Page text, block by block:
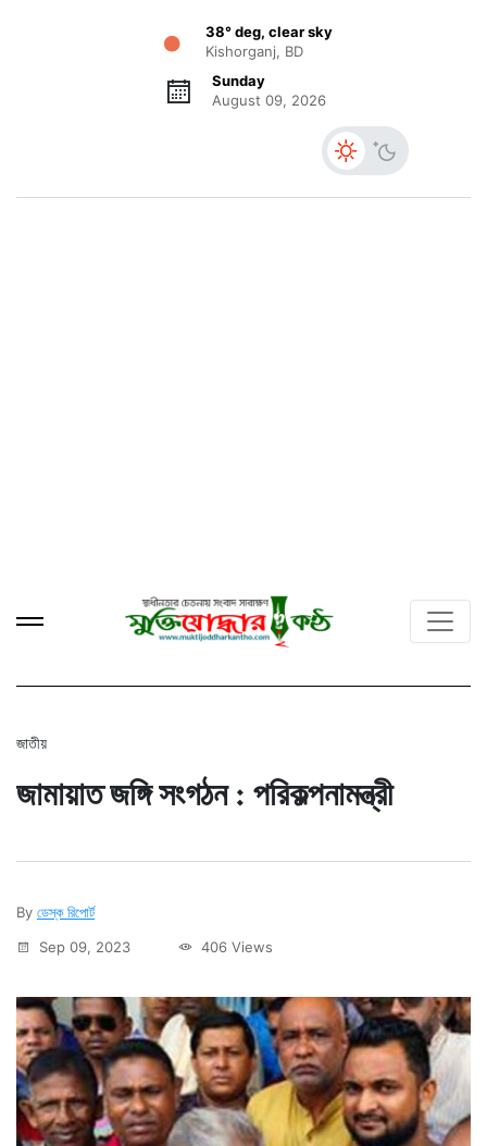
38° deg, clear sky
Kishorganj, BD
Sunday
August 09, 2026
জাতীয়
জামায়াত জঙ্গি সংগঠন : পরিকল্পনামন্ত্রী
By ডেস্ক রিপোর্ট
Sep 09, 2023
406 Views